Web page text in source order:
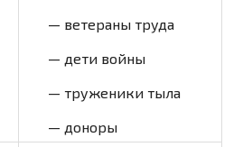
— ветераны труда
— дети войны
— труженики тыла
— доноры